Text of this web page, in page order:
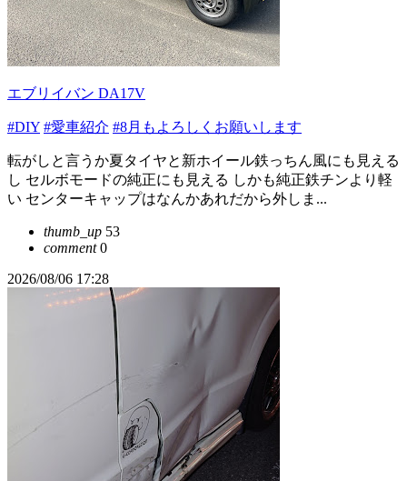
エブリイバン DA17V
#DIY #愛車紹介 #8月もよろしくお願いします
転がしと言うか夏タイヤと新ホイール鉄っちん風にも見える
し セルボモードの純正にも見える しかも純正鉄チンより軽
い センターキャップはなんかあれだから外しま...
thumb_up 53
comment0
2026/08/06 17:28